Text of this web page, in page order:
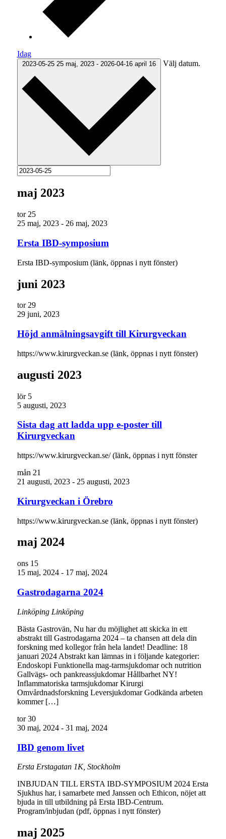
Idag
2023-05-25 25 maj, 2023 - 2026-04-16 april 16 Välj datum.
maj 2023
tor 25
25 maj, 2023- 26 maj, 2023
Ersta IBD-symposium
Ersta IBD-symposium (länk, öppnas i nytt fönster)
juni 2023
tor29
29 juni, 2023
Höjd anmälningsavgift till Kirurgveckan
https://www.kirurgveckan.se (länk, öppnas i nytt fönster)
augusti 2023
lör 5
5 augusti, 2023
Sista dag att ladda upp e-poster till
Kirurgveckan
https://www.kirurgveckan.se/ (länk, öppnas i nytt fönster
mån 21
21 augusti, 2023- 25 augusti, 2023
Kirurgveckan i Örebro
https://www.kirurgveckan.se (länk, öppnas i nytt fönster)
maj 2024
ons 15
15 maj, 2024- 17 maj, 2024
Gastrodagarna 2024
Linköping Linköping
Bästa Gastrovän, Nu har du möjlighet att skicka in ett
abstrakt till Gastrodagarna 2024 – ta chansen att dela din
forskning med kollegor från hela landet! Deadline: 18
januari 2024 Abstrakt kan lämnas in i följande kategorier:
Endoskopi Funktionella mag-tarmsjukdomar och nutrition
Gallvägs- och pankreassjukdomar Hållbarhet NY!
Inflammatoriska tarmsjukdomar Kirurgi
Omvårdnadsforskning Leversjukdomar Godkända arbeten
kommer […]
tor30
30 maj, 2024- 31 maj, 2024
IBD genom livet
Ersta Erstagatan 1K, Stockholm
INBJUDAN TILL ERSTA IBD-SYMPOSIUM 2024 Ersta
Sjukhus har, i samarbete med Janssen och Ethicon, nöjet att
bjuda in till utbildning på Ersta IBD-Centrum.
Program/inbjudan (pdf, öppnas i nytt fönster)
maj 2025